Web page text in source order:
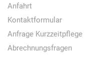
Anfahrt
Kontaktformular
Anfrage Kurzzeitpflege
Abrechnungsfragen